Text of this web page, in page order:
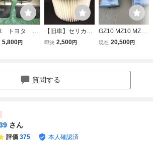
トヨタ ソ
純正 当時
泥除け
5,800円
【旧車】セリカXX
GA61 MA61／ソ
即決 2,500円
GZ10 MZ10 MZ11
MZ12 10ソアラ 純
現在 20,500円
質問する
さん
評価 375 本人確認済